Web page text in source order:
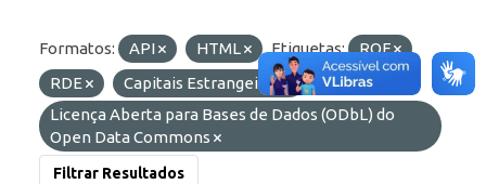
Formatos: API HTML Etiquetas:
ROF
RDE
Capitais Estrangeiros
Licenças:
Licença Aberta para Bases de Dados (ODbL) do
Open Data Commons
Filtrar Resultados